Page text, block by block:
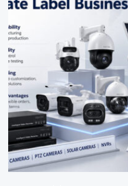
How to Find the Best Security
Private Label Business
2026-07-22